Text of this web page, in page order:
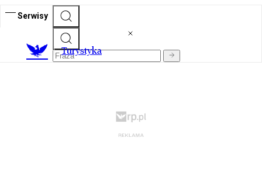
Serwisy
Turystyka